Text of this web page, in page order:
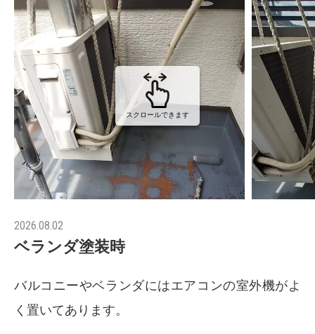
スクロールできます
2026.08.02
ベランダ塗装時
バルコニーやベランダにはエアコンの室外機がよ
く置いてあります。